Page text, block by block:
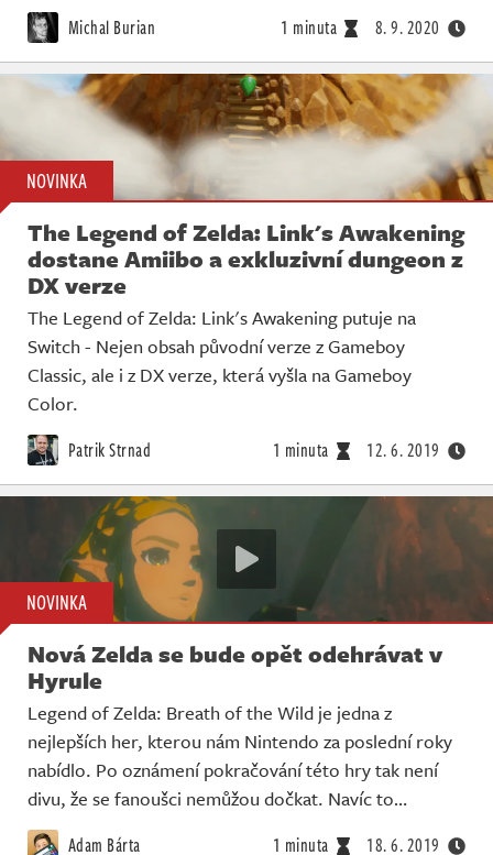
Michal Burian 1 minuta 8. 9. 2020
NOVINKA
The Legend of Zelda: Link's Awakening
dostane Amiibo a exkluzivní dungeon z
DX verze
The Legend of Zelda: Link's Awakening putuje na
Switch - Nejen obsah původní verze z Gameboy
Classic, ale i z DX verze, která vyšla na Gameboy
Color.
Patrik Strnad 1 minuta 12. 6. 2019
NOVINKA
Nová Zelda se bude opět odehrávat v
Hyrule
Legend of Zelda: Breath of the Wild je jedna z
nejlepších her, kterou nám Nintendo za poslední roky
nabídlo. Po oznámení pokračování této hry tak není
divu, že se fanoušci nemůžou dočkat. Navíc to…
Adam Bárta 1 minuta 18. 6. 2019